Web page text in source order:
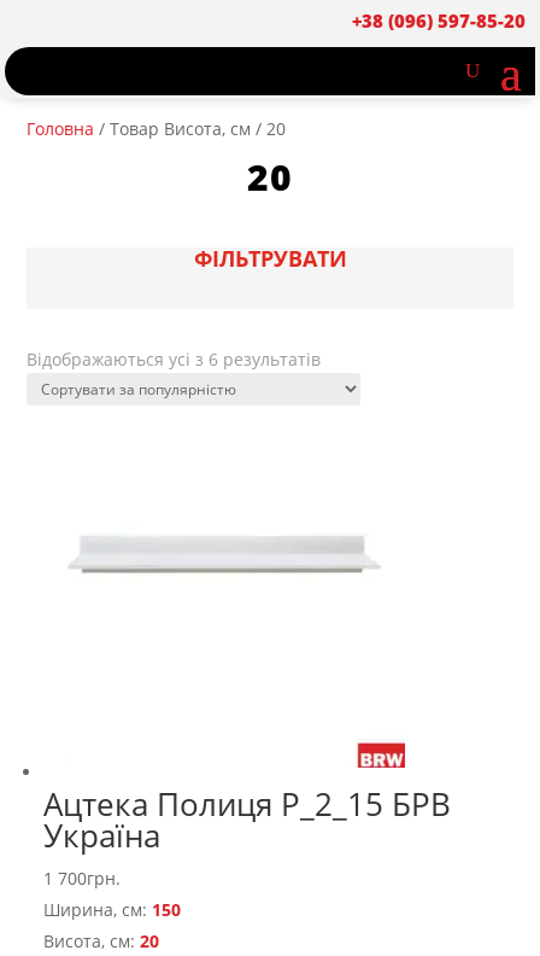
+38 (096) 597-85-20
Головна / Товар Висота, см / 20
20
ФІЛЬТРУВАТИ
Відображаються усі з 6 результатівSorted
Ацтека Полиця Р_2_15 БРВ
Україна
1 700грн.
Ширина, см: 150
Висота, см:20